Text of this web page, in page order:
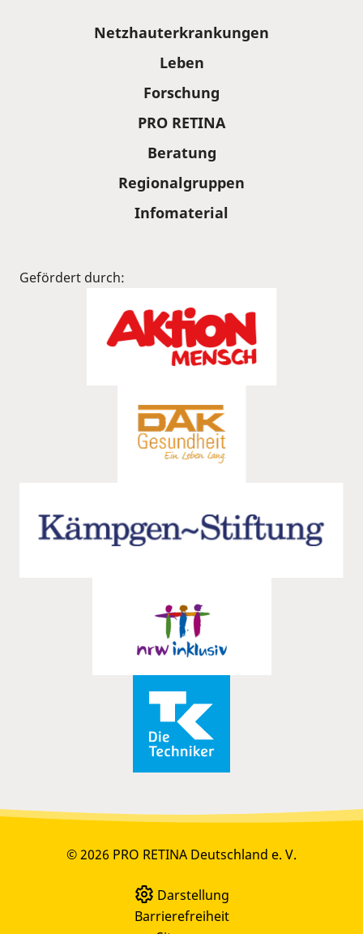
Netzhauterkrankungen
Leben
Forschung
PRO RETINA
Beratung
Regionalgruppen
Infomaterial
Gefördert durch:
© 2026 PRO RETINA Deutschland e. V.
Darstellung
Barrierefreiheit